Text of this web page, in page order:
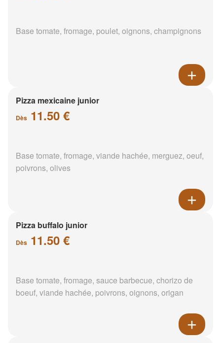
Base tomate, fromage, poulet, oignons, champignons
Pizza mexicaine junior
Dès 11.50 €
Base tomate, fromage, viande hachée, merguez, oeuf,
poivrons, olives
Pizza buffalo junior
Dès 11.50 €
Base tomate, fromage, sauce barbecue, chorizo de
boeuf, viande hachée, poivrons, oignons, origan